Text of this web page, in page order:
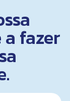
a fazer